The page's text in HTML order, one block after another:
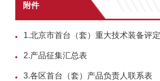
附件
1.北京市首台（套）重大技术装备评
2.产品征集汇总表
3.各区首台（套）产品负责人联系表